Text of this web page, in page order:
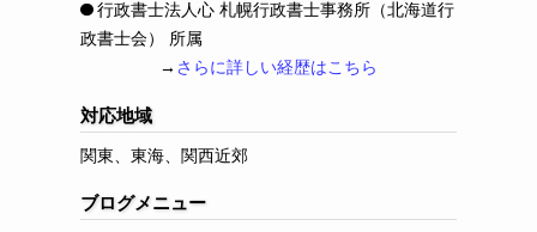
行政書士法人心 札幌行政書士事務所（北海道行
政書士会） 所属
→ さらに詳しい経歴はこちら
対応地域
関東、東海、関西近郊
ブログメニュー